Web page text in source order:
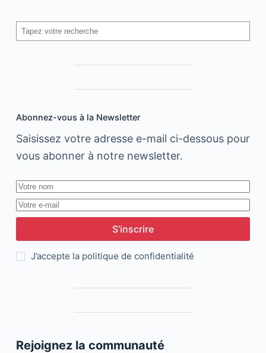
Rechercher
Abonnez-vous à la Newsletter
Saisissez votre adresse e-mail ci-dessous pour
vous abonner à notre newsletter.
S’inscrire
J’accepte la politique de confidentialité
Rejoignez la communauté